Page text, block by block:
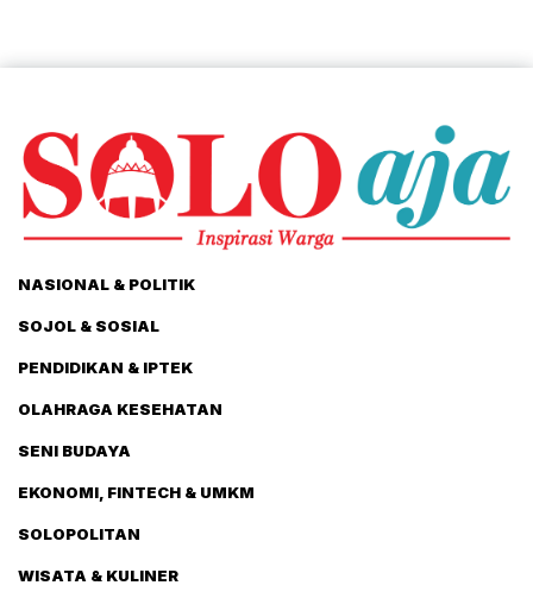
NASIONAL & POLITIK
SOJOL & SOSIAL
PENDIDIKAN & IPTEK
OLAHRAGA KESEHATAN
SENI BUDAYA
EKONOMI, FINTECH & UMKM
SOLOPOLITAN
WISATA & KULINER